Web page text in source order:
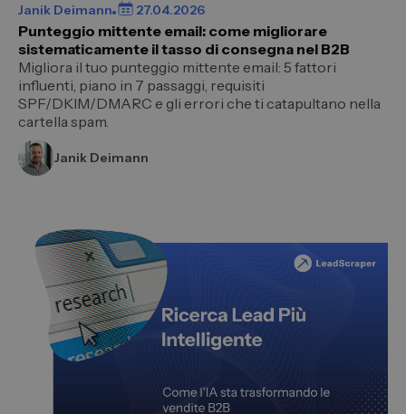
Janik Deimann 27.04.2026
Punteggio mittente email: come migliorare
sistematicamente il tasso di consegna nel B2B
Migliora il tuo punteggio mittente email: 5 fattori
influenti, piano in 7 passaggi, requisiti
SPF/DKIM/DMARC e gli errori che ti catapultano nella
cartella spam.
Janik Deimann